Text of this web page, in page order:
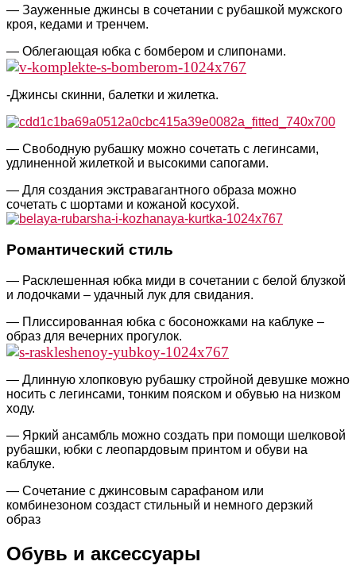
— Зауженные джинсы в сочетании с рубашкой мужского
кроя, кедами и тренчем.
— Облегающая юбка с бомбером и слипонами.
-Джинсы скинни, балетки и жилетка.
— Свободную рубашку можно сочетать с легинсами,
удлиненной жилеткой и высокими сапогами.
— Для создания экстравагантного образа можно
сочетать с шортами и кожаной косухой.
Романтический стиль
— Расклешенная юбка миди в сочетании с белой блузкой
и лодочками – удачный лук для свидания.
— Плиссированная юбка с босоножками на каблуке –
образ для вечерних прогулок.
— Длинную хлопковую рубашку стройной девушке можно
носить с легинсами, тонким пояском и обувью на низком
ходу.
— Яркий ансамбль можно создать при помощи шелковой
рубашки, юбки с леопардовым принтом и обуви на
каблуке.
— Сочетание с джинсовым сарафаном или
комбинезоном создаст стильный и немного дерзкий
образ
Обувь и аксессуары